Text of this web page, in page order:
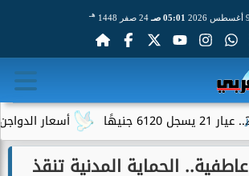
05:01 صـ 24 صفر 1448 هـ
أسعار الدواجن والبيض اليوم الأحد 9 أغسطس 2026..
الحماية المدنية تنقذ